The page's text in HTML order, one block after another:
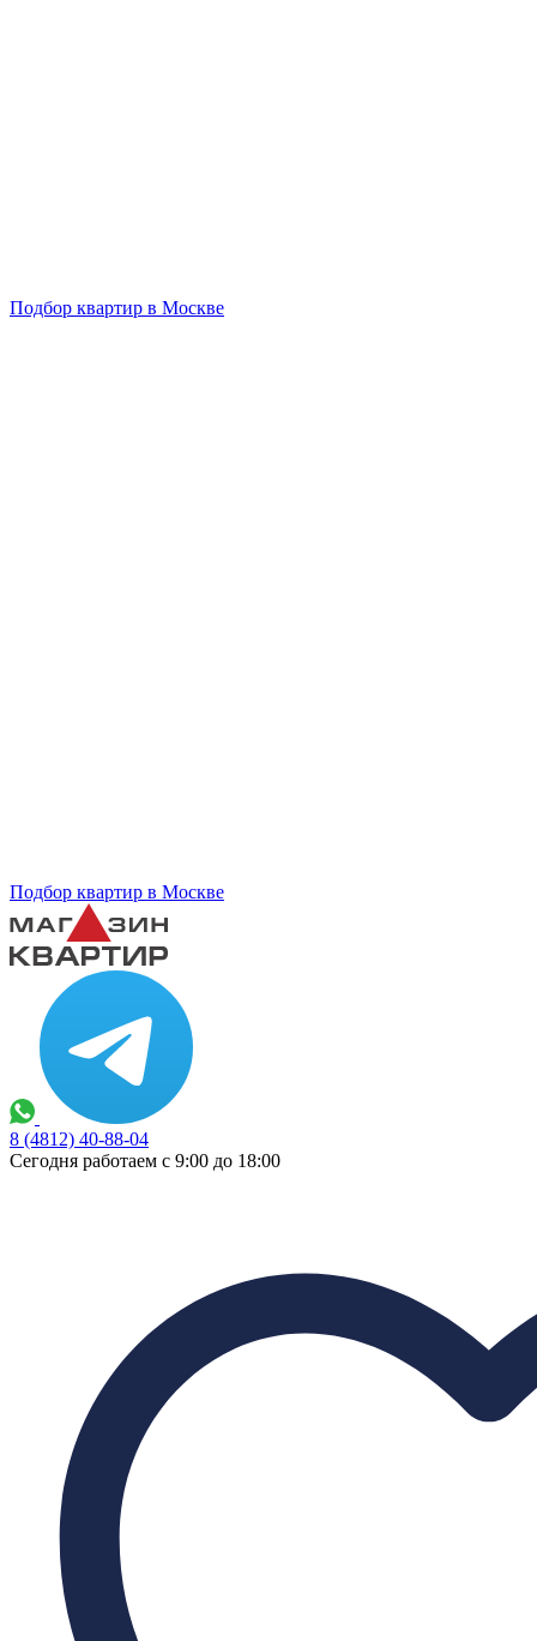
Подбор квартир в Москве
Подбор квартир в Москве
8 (4812) 40-88-04
Сегодня работаем с 9:00 до 18:00